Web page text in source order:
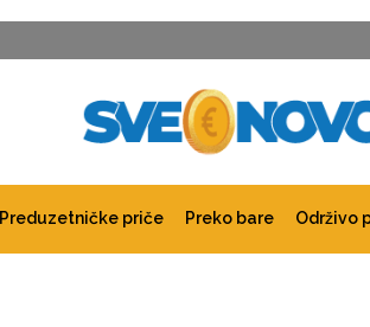
Preduzetničke priče Preko bare Održivo